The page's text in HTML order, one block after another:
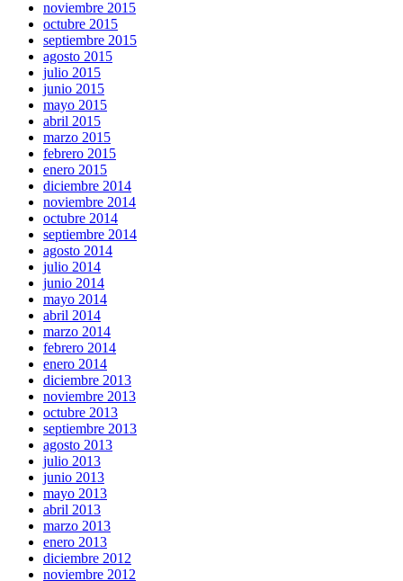
noviembre 2015
octubre 2015
septiembre 2015
agosto 2015
julio 2015
junio 2015
mayo 2015
abril 2015
marzo 2015
febrero 2015
enero 2015
diciembre 2014
noviembre 2014
octubre 2014
septiembre 2014
agosto 2014
julio 2014
junio 2014
mayo 2014
abril 2014
marzo 2014
febrero 2014
enero 2014
diciembre 2013
noviembre 2013
octubre 2013
septiembre 2013
agosto 2013
julio 2013
junio 2013
mayo 2013
abril 2013
marzo 2013
enero 2013
diciembre 2012
noviembre 2012